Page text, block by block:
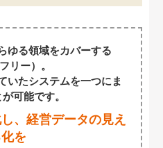
ゆる領域をカバーする
リー）。
いたシステムを一つにま
可能です。
、経営データの見え
を